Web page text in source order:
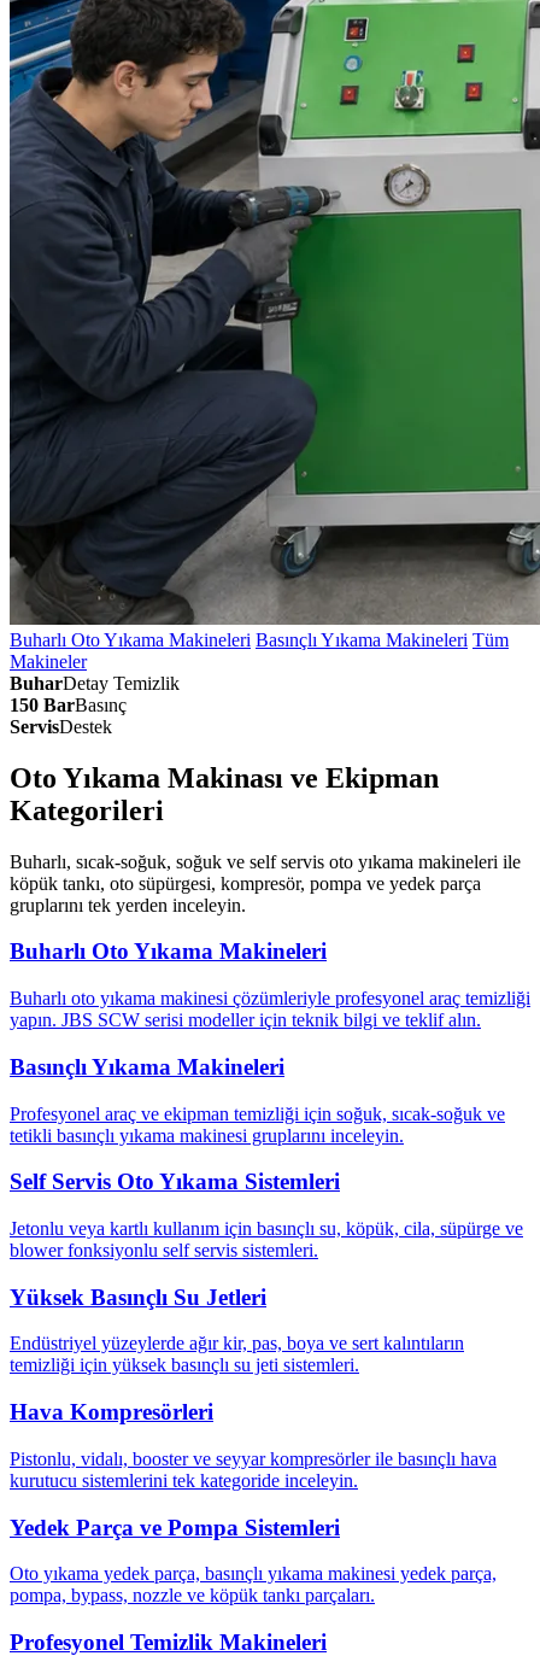
Buharlı Oto Yıkama Makineleri Basınçlı Yıkama Makineleri Tüm
Makineler
BuharDetay Temizlik
150 BarBasınç
ServisDestek
Oto Yıkama Makinası ve Ekipman
Kategorileri
Buharlı, sıcak-soğuk, soğuk ve self servis oto yıkama makineleri ile
köpük tankı, oto süpürgesi, kompresör, pompa ve yedek parça
gruplarını tek yerden inceleyin.
Buharlı Oto Yıkama Makineleri
Buharlı oto yıkama makinesi çözümleriyle profesyonel araç temizliği
yapın. JBS SCW serisi modeller için teknik bilgi ve teklif alın.
Basınçlı Yıkama Makineleri
Profesyonel araç ve ekipman temizliği için soğuk, sıcak-soğuk ve
tetikli basınçlı yıkama makinesi gruplarını inceleyin.
Self Servis Oto Yıkama Sistemleri
Jetonlu veya kartlı kullanım için basınçlı su, köpük, cila, süpürge ve
blower fonksiyonlu self servis sistemleri.
Yüksek Basınçlı Su Jetleri
Endüstriyel yüzeylerde ağır kir, pas, boya ve sert kalıntıların
temizliği için yüksek basınçlı su jeti sistemleri.
Hava Kompresörleri
Pistonlu, vidalı, booster ve seyyar kompresörler ile basınçlı hava
kurutucu sistemlerini tek kategoride inceleyin.
Yedek Parça ve Pompa Sistemleri
Oto yıkama yedek parça, basınçlı yıkama makinesi yedek parça,
pompa, bypass, nozzle ve köpük tankı parçaları.
Profesyonel Temizlik Makineleri